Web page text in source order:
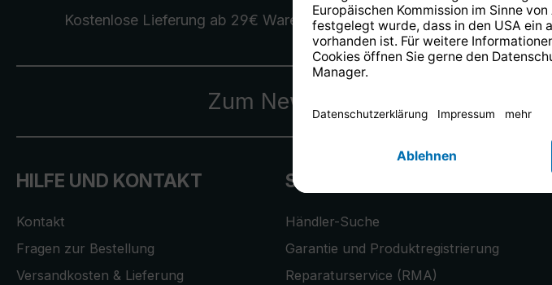
Kostenlose Lieferung ab 29€ Warenwert 14 Tage
Zum Newsletter anmelden und
HILFE UND KONTAKT
Kontakt
Fragen zur Bestellung
Versandkosten & Lieferung
SERVICE
Händler-Suche
Garantie und Produktregistrierung
Reparaturservice (RMA)